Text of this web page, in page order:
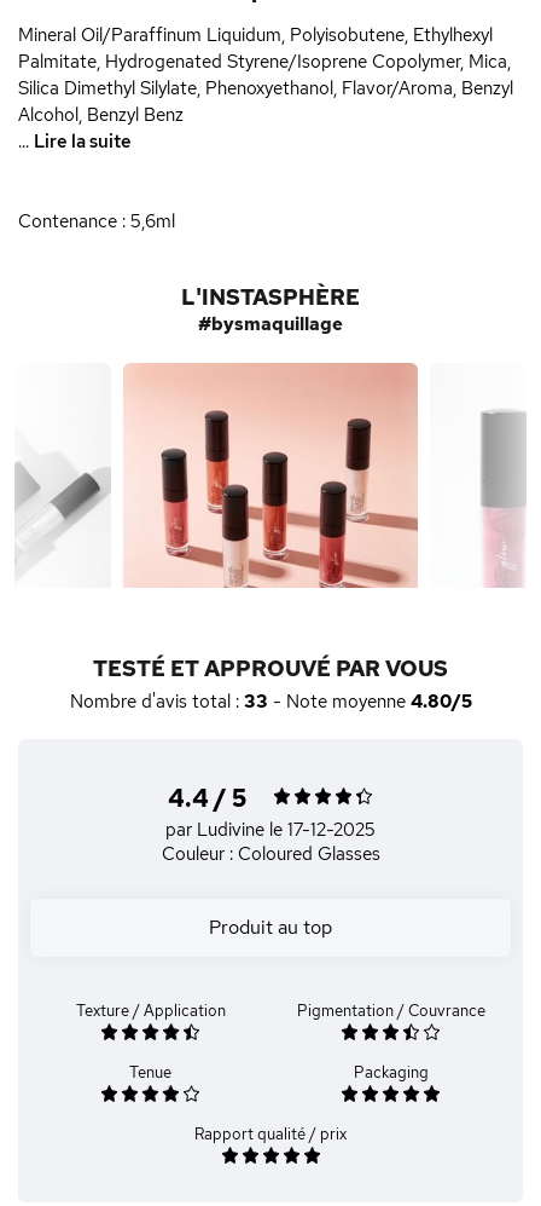
Mineral Oil/Paraffinum Liquidum, Polyisobutene, Ethylhexyl
Palmitate, Hydrogenated Styrene/Isoprene Copolymer, Mica,
Silica Dimethyl Silylate, Phenoxyethanol, Flavor/Aroma, Benzyl
Alcohol, Benzyl Benz
... Lire la suite
Contenance : 5,6ml
L'INSTASPHÈRE
#bysmaquillage
TESTÉ ET APPROUVÉ PAR VOUS
Nombre d'avis total : 33 - Note moyenne 4.80/5
4.4 / 5
par Ludivine le 17-12-2025
Couleur : Coloured Glasses
Produit au top
Texture / Application Pigmentation / Couvrance
Tenue Packaging
Rapport qualité / prix